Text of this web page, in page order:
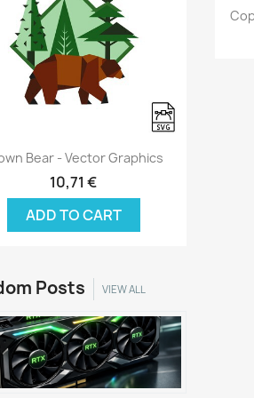
Bear - Vector Graphics
10,71 €
ADD TO CART
Posts VIEW ALL